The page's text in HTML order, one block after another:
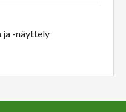
ja -näyttely